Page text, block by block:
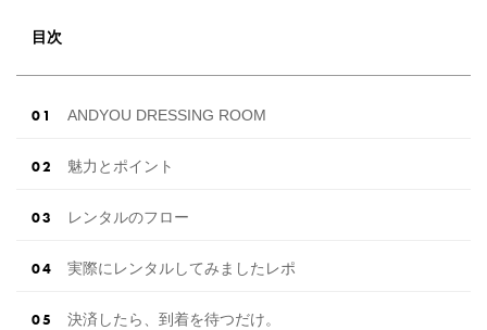
目次
ANDYOU DRESSING ROOM
魅力とポイント
レンタルのフロー
実際にレンタルしてみましたレポ
決済したら、到着を待つだけ。